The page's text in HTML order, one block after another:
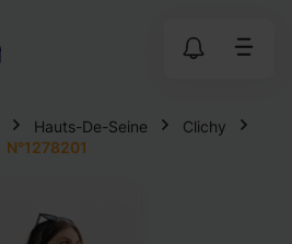
Hauts-De-Seine
Clichy
N°1278201